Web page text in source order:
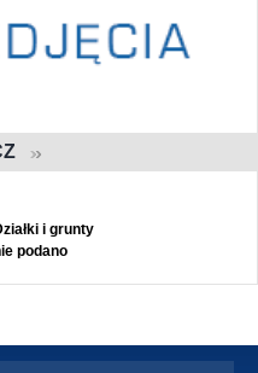
i grunty
podano